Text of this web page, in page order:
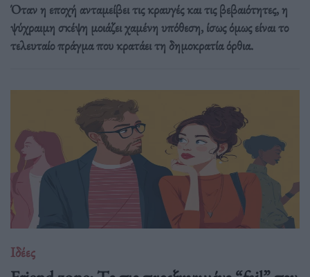
Όταν η εποχή ανταμείβει τις κραυγές και τις βεβαιότητες, η
ψύχραιμη σκέψη μοιάζει χαμένη υπόθεση, ίσως όμως είναι το
τελευταίο πράγμα που κρατάει τη δημοκρατία όρθια.
Ιδέες